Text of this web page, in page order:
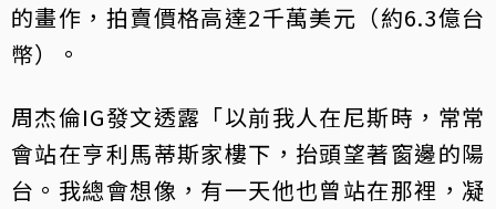
的畫作，拍賣價格高達2千萬美元（約6.3億台
幣）。
周杰倫IG發文透露「以前我人在尼斯時，常常
會站在亨利馬蒂斯家樓下，抬頭望著窗邊的陽
台。我總會想像，有一天他也曾站在那裡，凝